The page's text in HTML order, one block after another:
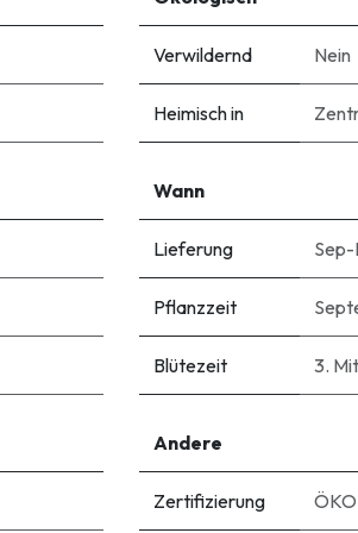
Verwildernd Nein
Heimisch in
Wann
Lieferung
Pflanzzeit
Blütezeit 3.
Andere
Zertifizierung